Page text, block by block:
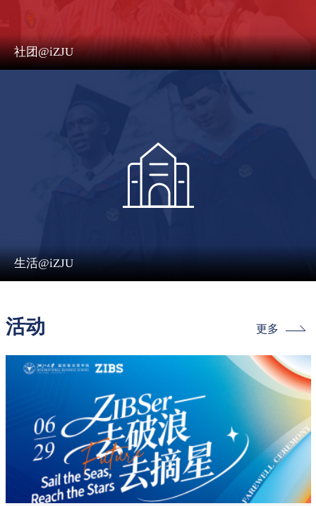
社团@iZJU
生活@iZJU
活动 更多